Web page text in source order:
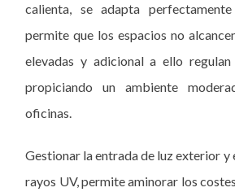
calienta, se adapta
permite que los espacios no
elevadas y adicional a ello
propiciando un ambiente
oficinas.
Gestionar la entrada de luz exterior
rayos UV, permite aminorar los